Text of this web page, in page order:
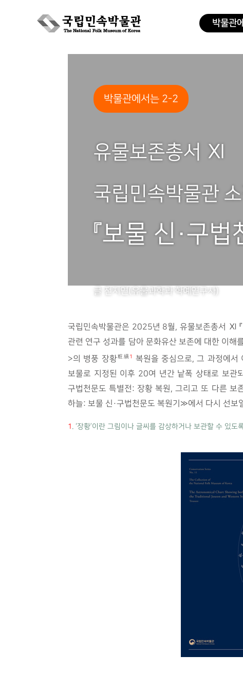
박물관
Skip
박물관에서는 2-2
유물보존총서 Ⅺ
국립민속박물관
『보물 신·구법
글 전지연(유물과학과 학예연구사)
국립민속박물관은 2025년 8월, 유물보존총서 Ⅺ
관련 연구 성과를 담아 문화유산 보존에 대한 이
>의 병풍 장황粧䌙 1
복원을 중심으로, 그 과정에
보물로 지정된 이후 20여 년간 낱폭 상태로 보
구법천문도 특별전: 장황 복원, 그리고 또 다른
하늘: 보물 신·구법천문도 복원기»에서 다시 선보
1 . ‘장황’이란 그림이나 글씨를 감상하거나 보관할 수 있